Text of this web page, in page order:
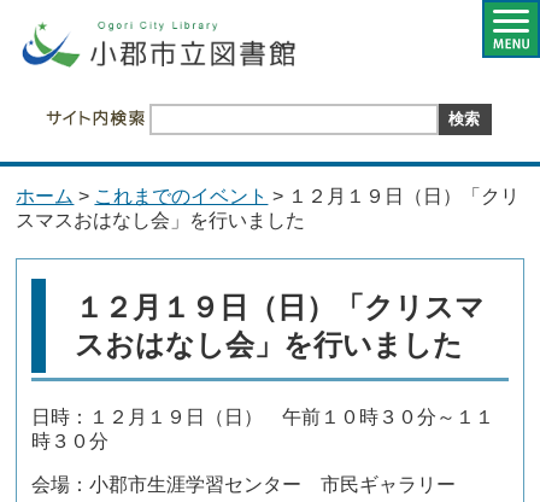
ホーム > これまでのイベント > １２月１９日（日）「クリ
スマスおはなし会」を行いました
１２月１９日（日）「クリスマ
スおはなし会」を行いました
日時：１２月１９日（日） 午前１０時３０分～１１
時３０分
会場：小郡市生涯学習センター 市民ギャラリー